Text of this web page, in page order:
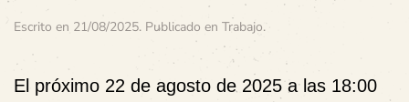
Escrito en 21/08/2025. Publicado en Trabajo.
El próximo 22 de agosto de 2025 a las 18:00